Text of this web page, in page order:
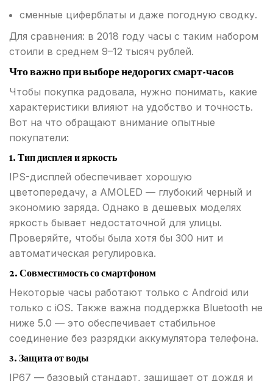
сменные циферблаты и даже погодную сводку.
Для сравнения: в 2018 году часы с таким набором
стоили в среднем 9–12 тысяч рублей.
Что важно при выборе недорогих смарт-часов
Чтобы покупка радовала, нужно понимать, какие
характеристики влияют на удобство и точность.
Вот на что обращают внимание опытные
покупатели:
1. Тип дисплея и яркость
IPS-дисплей обеспечивает хорошую
цветопередачу, а AMOLED — глубокий черный и
экономию заряда. Однако в дешевых моделях
яркость бывает недостаточной для улицы.
Проверяйте, чтобы была хотя бы 300 нит и
автоматическая регулировка.
2. Совместимость со смартфоном
Некоторые часы работают только с Android или
только с iOS. Также важна поддержка Bluetooth не
ниже 5.0 — это обеспечивает стабильное
соединение без разрядки аккумулятора телефона.
3. Защита от воды
IP67 — базовый стандарт, защищает от дождя и